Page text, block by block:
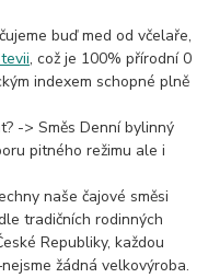
buď med od včelaře,
, což je 100% přírodní 0
indexem schopné plně
-> Směs Denní bylinný
pitného režimu ale i
naše čajové směsi
tradičních rodinných
Republiky, každou
žádná velkovýroba.